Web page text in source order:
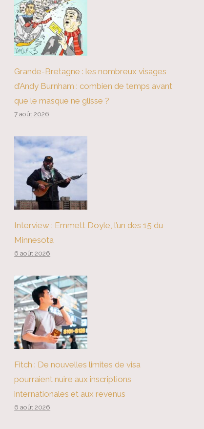
Grande-Bretagne : les nombreux visages
d’Andy Burnham : combien de temps avant
que le masque ne glisse ?
7 août 2026
Interview : Emmett Doyle, l’un des 15 du
Minnesota
6 août 2026
Fitch : De nouvelles limites de visa
pourraient nuire aux inscriptions
internationales et aux revenus
6 août 2026